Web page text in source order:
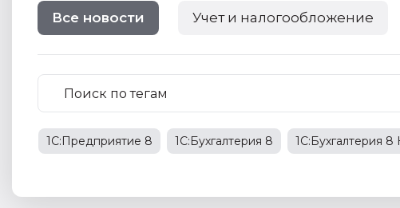
Все новости Учет и налогообложение
1С:Предприятие 8 1С:Бухгалтерия 8 1С:Бухгалтерия